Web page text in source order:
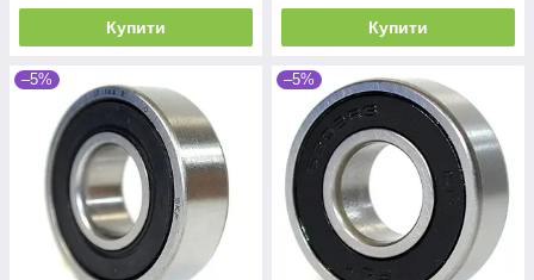
Купити Купити
–5% –5%